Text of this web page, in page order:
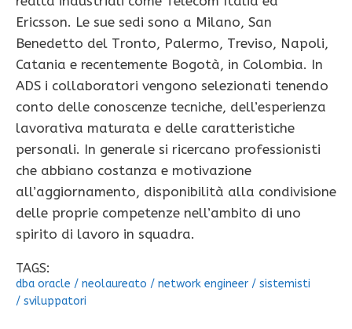
Ericsson. Le sue sedi sono a Milano, San
Benedetto del Tronto, Palermo, Treviso, Napoli,
Catania e recentemente Bogotà, in Colombia. In
ADS i collaboratori vengono selezionati tenendo
conto delle conoscenze tecniche, dell’esperienza
lavorativa maturata e delle caratteristiche
personali. In generale si ricercano professionisti
che abbiano costanza e motivazione
all’aggiornamento, disponibilità alla condivisione
delle proprie competenze nell’ambito di uno
spirito di lavoro in squadra.
TAGS:
dba oracle / neolaureato / network engineer / sistemisti
/ sviluppatori